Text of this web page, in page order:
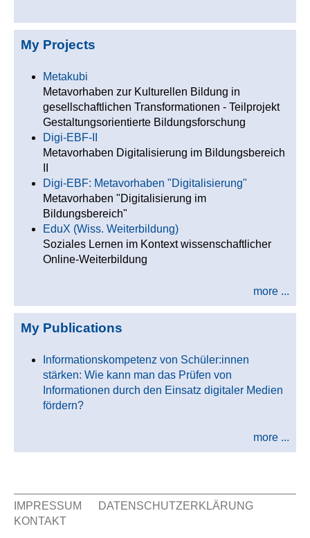
My Projects
Metakubi
Metavorhaben zur Kulturellen Bildung in
gesellschaftlichen Transformationen - Teilprojekt
Gestaltungsorientierte Bildungsforschung
Digi-EBF-II
Metavorhaben Digitalisierung im Bildungsbereich
Digi-EBF: Metavorhaben "Digitalisierung"
Metavorhaben "Digitalisierung im
Bildungsbereich"
EduX (Wiss. Weiterbildung)
Soziales Lernen im Kontext wissenschaftlicher
Online-Weiterbildung
more ...
My Publications
Informationskompetenz von Schüler:innen
stärken: Wie kann man das Prüfen von
Informationen durch den Einsatz digitaler Medien
fördern?
more ...
IMPRESSUM
DATENSCHUTZERKLÄRUNG
KONTAKT